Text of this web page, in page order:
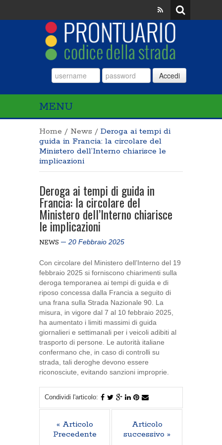
Accedi
MENU
Home / News / Deroga ai tempi di
guida in Francia: la circolare del
Ministero dell’Interno chiarisce le
implicazioni
Deroga ai tempi di guida in
Francia: la circolare del
Ministero dell’Interno chiarisce
le implicazioni
NEWS 20 Febbraio 2025
Con circolare del Ministero dell’Interno del 19
febbraio 2025 si forniscono chiarimenti sulla
deroga temporanea ai tempi di guida e di
riposo concessa dalla Francia a seguito di
una frana sulla Strada Nazionale 90. La
misura, in vigore dal 7 al 10 febbraio 2025,
ha aumentato i limiti massimi di guida
giornalieri e settimanali per i veicoli adibiti al
trasporto di persone. Le autorità italiane
confermano che, in caso di controlli su
strada, tali deroghe devono essere
riconosciute, evitando sanzioni improprie.
Condividi l'articolo:
« Articolo
Precedente
Articolo
successivo »